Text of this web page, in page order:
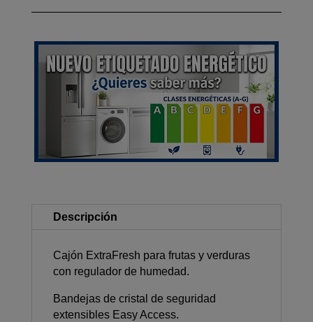
Descripción
Cajón ExtraFresh para frutas y verduras
con regulador de humedad.
Bandejas de cristal de seguridad
extensibles Easy Access.